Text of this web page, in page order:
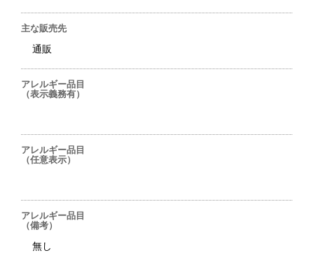
主な販売先
通販
アレルギー品目
（表示義務有）
アレルギー品目
（任意表示）
アレルギー品目
（備考）
無し